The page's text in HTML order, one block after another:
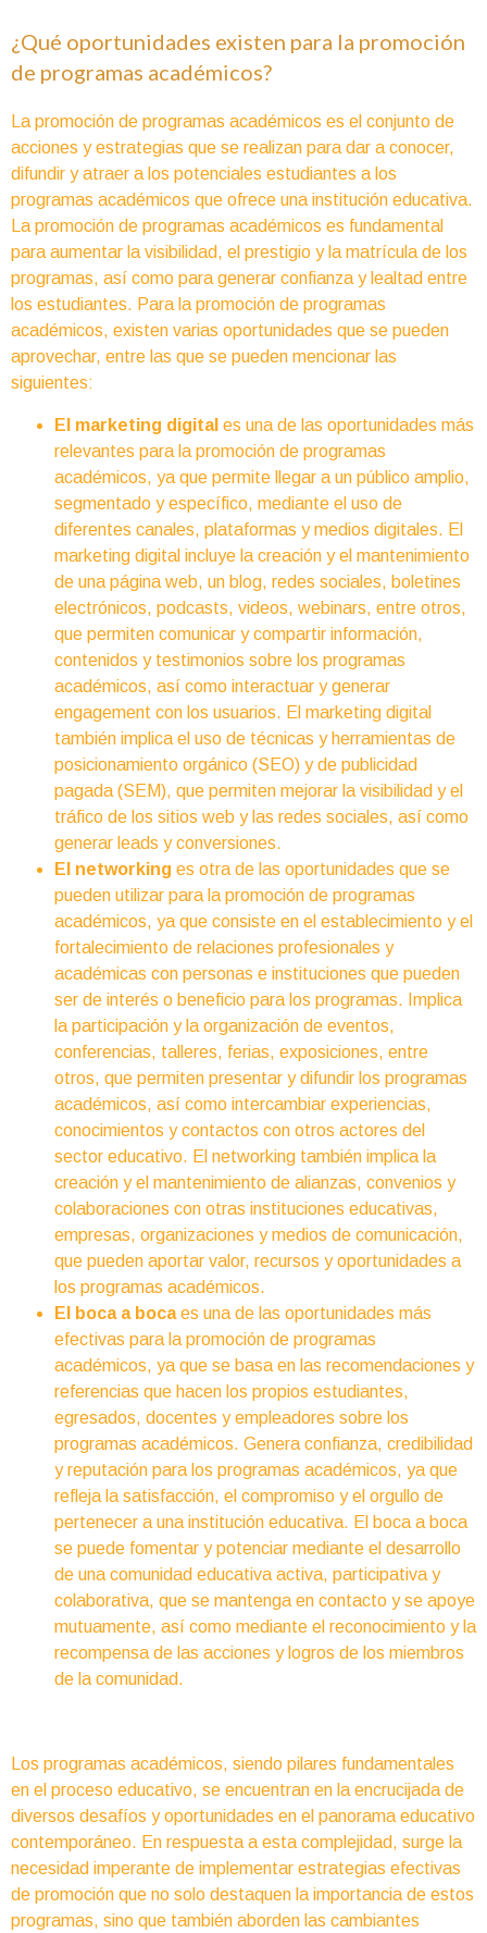
¿Qué oportunidades existen para la promoción
de programas académicos?
La promoción de programas académicos es el conjunto de
acciones y estrategias que se realizan para dar a conocer,
difundir y atraer a los potenciales estudiantes a los
programas académicos que ofrece una institución educativa.
La promoción de programas académicos es fundamental
para aumentar la visibilidad, el prestigio y la matrícula de los
programas, así como para generar confianza y lealtad entre
los estudiantes. Para la promoción de programas
académicos, existen varias oportunidades que se pueden
aprovechar, entre las que se pueden mencionar las
siguientes:
El marketing digital es una de las oportunidades más
relevantes para la promoción de programas
académicos, ya que permite llegar a un público amplio,
segmentado y específico, mediante el uso de
diferentes canales, plataformas y medios digitales. El
marketing digital incluye la creación y el mantenimiento
de una página web, un blog, redes sociales, boletines
electrónicos, podcasts, videos, webinars, entre otros,
que permiten comunicar y compartir información,
contenidos y testimonios sobre los programas
académicos, así como interactuar y generar
engagement con los usuarios. El marketing digital
también implica el uso de técnicas y herramientas de
posicionamiento orgánico (SEO) y de publicidad
pagada (SEM), que permiten mejorar la visibilidad y el
tráfico de los sitios web y las redes sociales, así como
generar leads y conversiones.
El networking es otra de las oportunidades que se
pueden utilizar para la promoción de programas
académicos, ya que consiste en el establecimiento y el
fortalecimiento de relaciones profesionales y
académicas con personas e instituciones que pueden
ser de interés o beneficio para los programas. Implica
la participación y la organización de eventos,
conferencias, talleres, ferias, exposiciones, entre
otros, que permiten presentar y difundir los programas
académicos, así como intercambiar experiencias,
conocimientos y contactos con otros actores del
sector educativo. El networking también implica la
creación y el mantenimiento de alianzas, convenios y
colaboraciones con otras instituciones educativas,
empresas, organizaciones y medios de comunicación,
que pueden aportar valor, recursos y oportunidades a
los programas académicos.
El boca a bocaes una de las oportunidades más
efectivas para la promoción de programas
académicos, ya que se basa en las recomendaciones y
referencias que hacen los propios estudiantes,
egresados, docentes y empleadores sobre los
programas académicos. Genera confianza, credibilidad
y reputación para los programas académicos, ya que
refleja la satisfacción, el compromiso y el orgullo de
pertenecer a una institución educativa. El boca a boca
se puede fomentar y potenciar mediante el desarrollo
de una comunidad educativa activa, participativa y
colaborativa, que se mantenga en contacto y se apoye
mutuamente, así como mediante el reconocimiento y la
recompensa de las acciones y logros de los miembros
de la comunidad.
Los programas académicos, siendo pilares fundamentales
en el proceso educativo, se encuentran en la encrucijada de
diversos desafíos y oportunidades en el panorama educativo
contemporáneo. En respuesta a esta complejidad, surge la
necesidad imperante de implementar estrategias efectivas
de promoción que no solo destaquen la importancia de estos
programas, sino que también aborden las cambiantes